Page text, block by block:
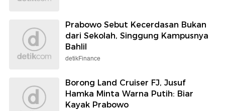
Prabowo Sebut Kecerdasan Bukan
dari Sekolah, Singgung Kampusnya
Bahlil
detikFinance
Borong Land Cruiser FJ, Jusuf
Hamka Minta Warna Putih: Biar
Kayak Prabowo